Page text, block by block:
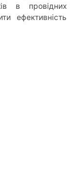
в провідних
ефективність